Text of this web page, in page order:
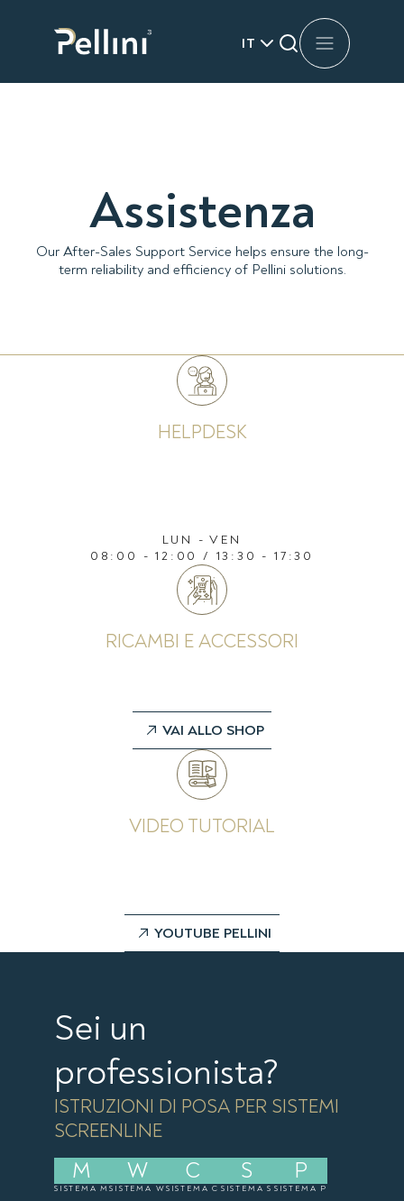
IT
Assistenza
Our After-Sales Support Service helps ensure the long-
term reliability and efficiency of Pellini solutions.
HELPDESK
LUN - VEN
08:00 - 12:00 / 13:30 - 17:30
RICAMBI E ACCESSORI
VAI ALLO SHOP
VIDEO TUTORIAL
YOUTUBE PELLINI
Sei un
professionista?
ISTRUZIONI DI POSA PER SISTEMI
SCREENLINE
M
SISTEMA M
W
SISTEMA W
C
SISTEMA C
S
SISTEMA S
P
SISTEMA P